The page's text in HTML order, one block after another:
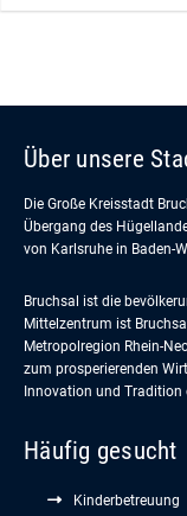
Über unsere
Die Große Kreisstadt
Übergang des
von Karlsruhe in Baden-
Bruchsal ist die
Mittelzentrum ist
Metropolregion Rhein-
zum prosperierenden
Innovation und Tradition
Häufig gesucht
Kinderbetreuung